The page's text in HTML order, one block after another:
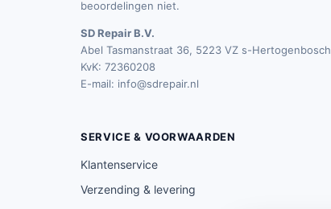
beoordelingen niet.
SD Repair B.V.
Abel Tasmanstraat 36, 5223 VZ s-Hertogenbosch
KvK: 72360208
E-mail: info@sdrepair.nl
SERVICE & VOORWAARDEN
Klantenservice
Verzending & levering